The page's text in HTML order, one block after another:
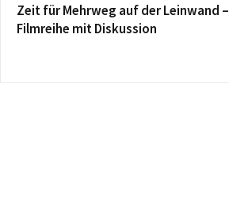
Zeit für Mehrweg auf der Leinwand –
Filmreihe mit Diskussion